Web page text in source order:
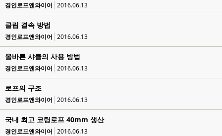
경인로프앤와이어 2016.06.13
클립 결속 방법
경인로프앤와이어 2016.06.13
올바른 샤클의 사용 방법
경인로프앤와이어 2016.06.13
로프의 구조
경인로프앤와이어 2016.06.13
국내 최고 코팅로프 40mm 생산
경인로프앤와이어 2016.06.13